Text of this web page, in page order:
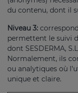
du contenu, dont il
Niveau 3:
permettent le suivi
dont SESDERMA,
Normalement, ils
ou analytiques où
unique et claire.